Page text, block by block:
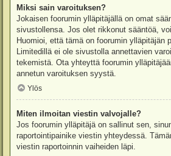
Miksi sain varoituksen?
Jokaisen foorumin ylläpitäjällä on omat
sivustollensa. Jos olet rikkonut sääntöä,
Huomioi, että tämä on foorumin ylläpitäjän
Limitedillä ei ole sivustolla annettavien
tekemistä. Ota yhteyttä foorumin
annetun varoituksen syystä.
Ylös
Miten ilmoitan viestin valvojalle?
Jos foorumin ylläpitäjä on sallinut sen,
raportointipainike viestin yhteydessä.
viestin raportoinnin vaiheiden läpi.